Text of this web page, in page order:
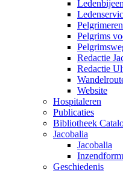
Pelgrims
Redactie
Redactie
Website
Hospitaleren
Publicaties
Bibliotheek
Jacobalia
Jacobalia
Geschiedenis